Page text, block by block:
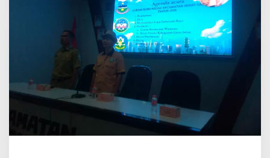
B
a
r
u
r
u